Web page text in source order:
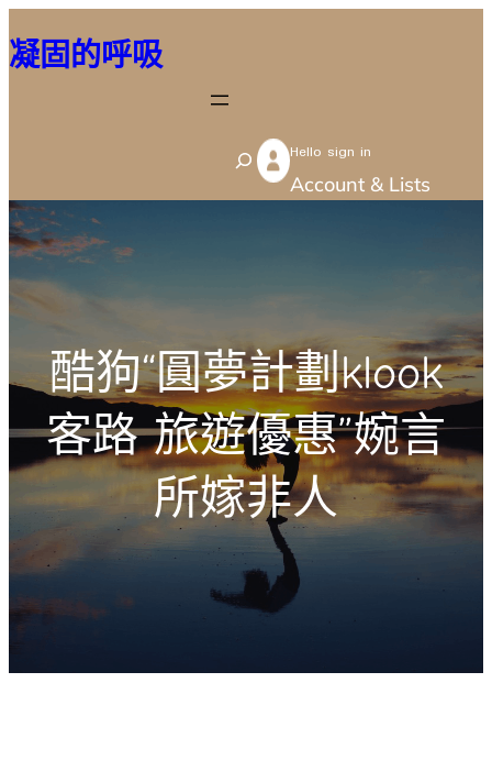
至
容
凝固的呼吸
S
e
Hello sign in
Account & Lists
酷狗“圓夢計劃klook
客路 旅遊優惠”婉言
所嫁非人